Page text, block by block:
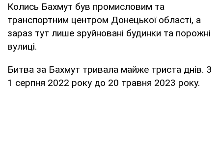
Колись Бахмут був промисловим та
транспортним центром Донецької області, а
зараз тут лише зруйновані будинки та порожні
вулиці.
Битва за Бахмут тривала майже триста днів. З
1 серпня 2022 року до 20 травня 2023 року.